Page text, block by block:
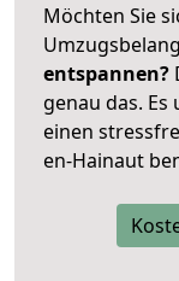
Möchten Sie
entspannen?
genau das.
einen
en-Hainaut